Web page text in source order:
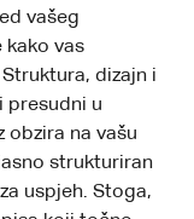
vašeg
kako vas
dizajn i
presudni u
obzira na vašu
strukturiran
uspjeh. Stoga,